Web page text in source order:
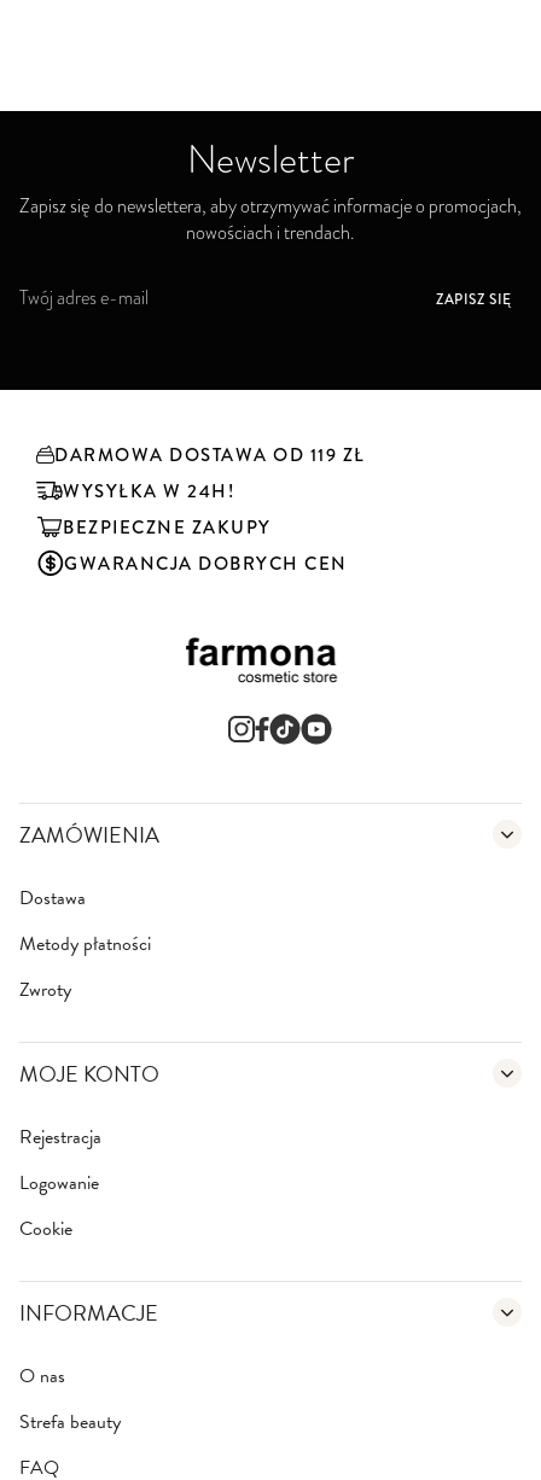
Newsletter
Zapisz się do newslettera, aby otrzymywać informacje o promocjach,
nowościach i trendach.
S
k
t
e
r
ZAPISZ SIĘ
DARMOWA DOSTAWA OD 119 ZŁ
WYSYŁKA W 24H!
BEZPIECZNE ZAKUPY
GWARANCJA DOBRYCH CEN
ZAMÓWIENIA
Dostawa
Metody płatności
Zwroty
MOJE KONTO
Rejestracja
Logowanie
Cookie
INFORMACJE
O nas
Strefa beauty
FAQ